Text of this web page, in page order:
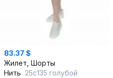
83.37 $
Жилет, Шорты
Нить 25с135 голубой